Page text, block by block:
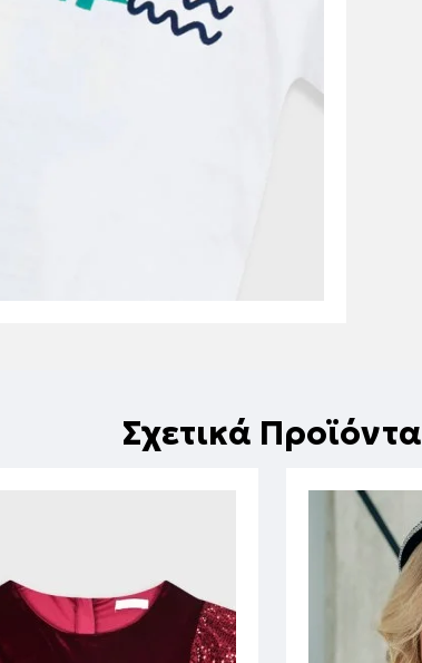
Σχετικά Προϊόντα